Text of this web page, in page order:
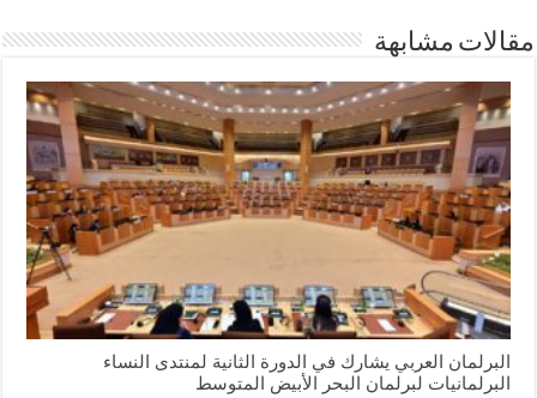
مقالات مشابهة
البرلمان العربي يشارك في الدورة الثانية لمنتدى النساء
البرلمانيات لبرلمان البحر الأبيض المتوسط